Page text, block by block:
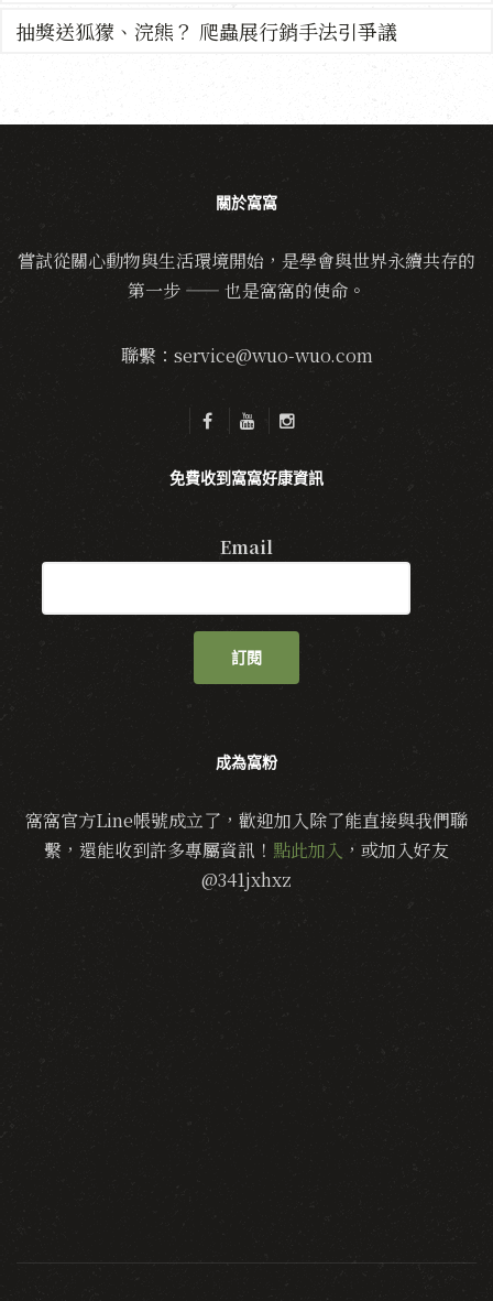
抽獎送狐獴、浣熊？ 爬蟲展行銷手法引爭議
關於窩窩
嘗試從關心動物與生活環境開始，是學會與世界永續共存的
第一步 —— 也是窩窩的使命。
聯繫：service@wuo-wuo.com
免費收到窩窩好康資訊
Email
訂閱
成為窩粉
窩窩官方Line帳號成立了，歡迎加入除了能直接與我們聯
繫，還能收到許多專屬資訊！ 點此加入 ，或加入好友
@341jxhxz